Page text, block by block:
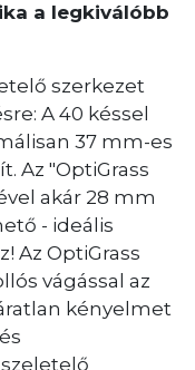
a legkiválóbb
szerkezet
A 40 késsel
37 mm-es
Az "OptiGrass
akár 28 mm
- ideális
Az OptiGrass
vágással az
kényelmet